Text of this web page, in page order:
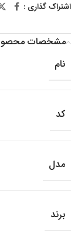
اشتراک گذاری :
مشخصات
نام
کد
مدل
برند